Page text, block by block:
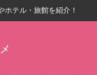
テル・旅館を紹介！